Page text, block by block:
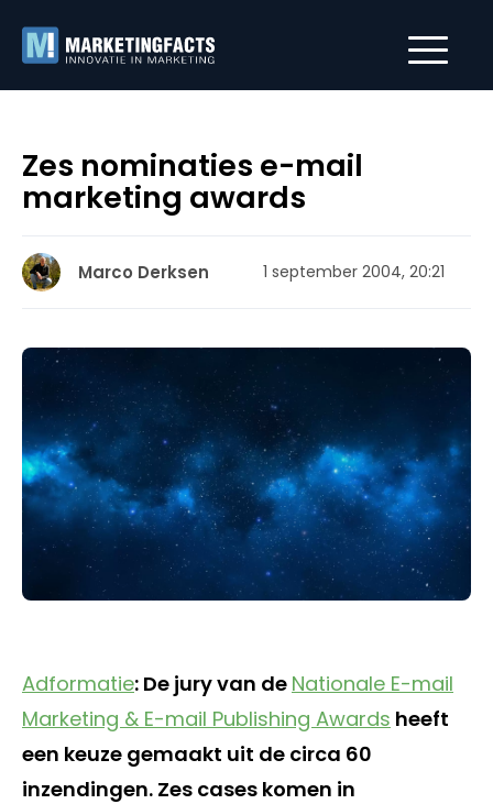
Zes nominaties e-mail
marketing awards
Marco Derksen 1 september 2004, 20:21
Adformatie: De jury van de Nationale E-mail
Marketing & E-mail Publishing Awards heeft
een keuze gemaakt uit de circa 60
inzendingen. Zes cases komen in